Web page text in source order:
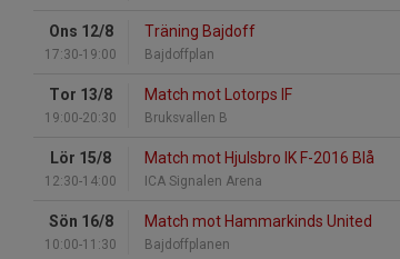
Ons 12/8
17:30-19:00
Träning Bajdoff
Bajdoffplan
Tor 13/8
19:00-20:30
Match mot Lotorps IF
Bruksvallen B
Lör 15/8
12:30-14:00
Match mot Hjulsbro IK F-2016 Blå
ICA Signalen Arena
Sön 16/8
10:00-11:30
Match mot Hammarkinds United
Bajdoffplanen